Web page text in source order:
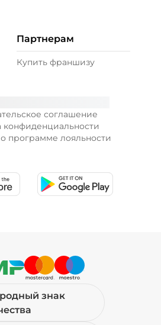
соглашение
конфиденциальности
программе лояльности
Партнерам
Купить франшизу
знак